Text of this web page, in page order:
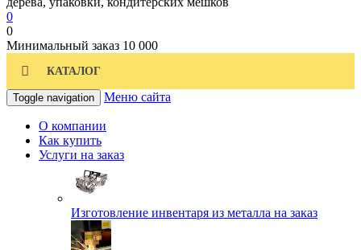
0
0
Минимальный заказ 10 000
КАТАЛОГ
Toggle navigation Меню сайта
О компании
Как купить
Услуги на заказ
Изготовление инвентаря из металла на заказ